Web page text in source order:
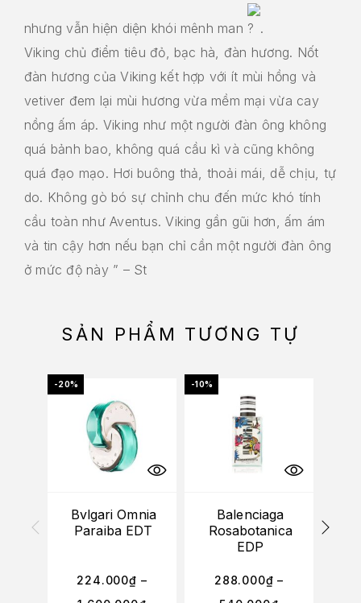
nhưng vẫn hiện diện khói mênh man
.
Viking chủ điểm tiêu đỏ, bạc hà, đàn hương. Nốt
đàn hương của Viking kết hợp với ít mùi hồng và
vetiver đem lại mùi hương vừa mềm mại vừa cay
nồng ấm áp. Viking như một người đàn ông không
quá bảnh bao, không quá cầu kì và cũng không
quá đạo mạo. Hơi buông thả, thoải mái, dễ chịu, tự
do. Không gò bó sự chỉnh chu đến mức khó tính
cầu toàn như Aventus. Viking gần gũi hơn, ấm ám
và tin cậy hơn nếu bạn chỉ cần một người đàn ông
ở mức độ này ” – St
SẢN PHẨM TƯƠNG TỰ
-20%
Bvlgari Omnia
Paraiba EDT
224.000₫ –
-10%
Balenciaga
Rosabotanica
EDP
288.000₫ –